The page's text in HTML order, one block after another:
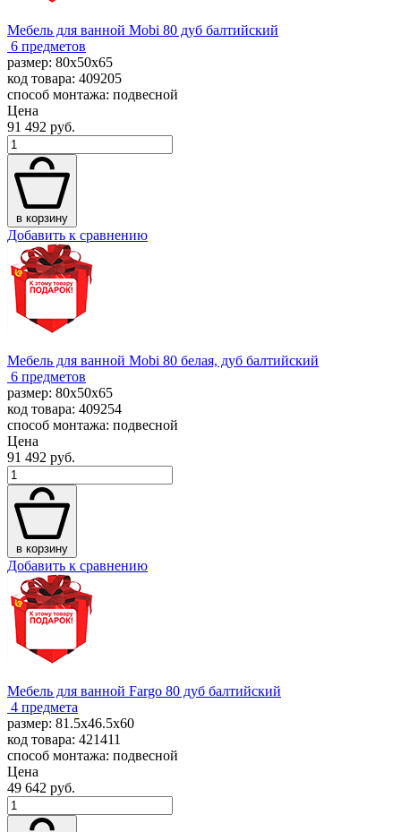
Мебель для ванной Mobi 80 дуб балтийский
6 предметов
размер: 80x50x65
код товара: 409205
способ монтажа: подвесной
Цена
91 492 руб.
в корзину
Добавить к сравнению
Мебель для ванной Mobi 80 белая, дуб балтийский
6 предметов
размер: 80x50x65
код товара: 409254
способ монтажа: подвесной
Цена
91 492 руб.
в корзину
Добавить к сравнению
Мебель для ванной Fargo 80 дуб балтийский
4 предмета
размер: 81.5x46.5x60
код товара: 421411
способ монтажа: подвесной
Цена
49 642 руб.